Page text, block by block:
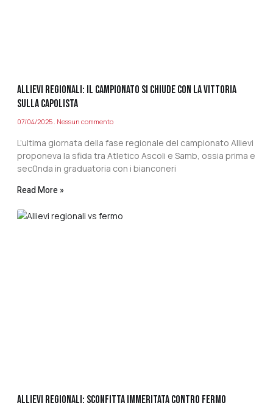
ALLIEVI REGIONALI: IL CAMPIONATO SI CHIUDE CON LA VITTORIA
SULLA CAPOLISTA
07/04/2025 Nessun commento
L’ultima giornata della fase regionale del campionato Allievi
proponeva la sfida tra Atletico Ascoli e Samb, ossia prima e
sec0nda in graduatoria con i bianconeri
Read More »
ALLIEVI REGIONALI: SCONFITTA IMMERITATA CONTRO FERMO